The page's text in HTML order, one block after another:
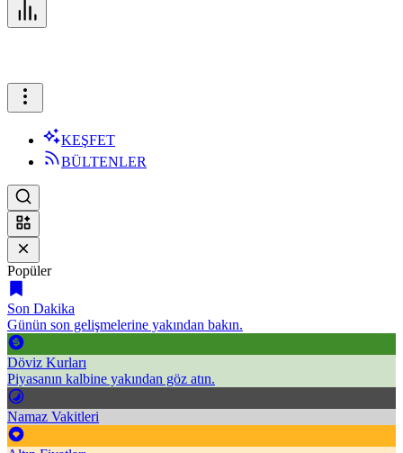
KEŞFET
BÜLTENLER
Popüler
Son Dakika
Günün son gelişmelerine yakından bakın.
Döviz Kurları
Piyasanın kalbine yakından göz atın.
Namaz Vakitleri